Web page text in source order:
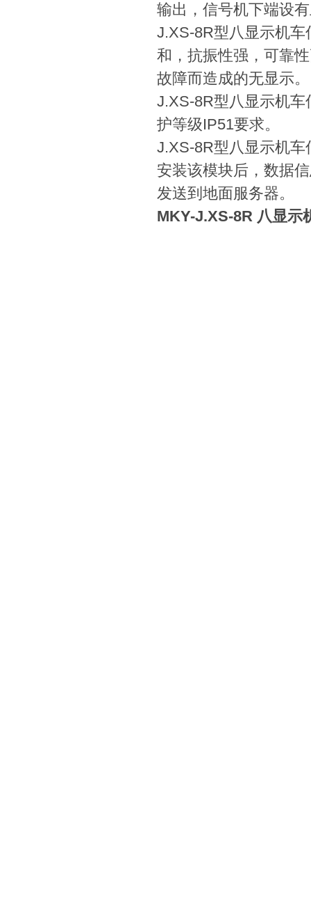
输出，信号机下端设
J.XS-8R型八显示机
和，抗振性强，可靠
故障而造成的无显示。
J.XS-8R型八显示机
护等级IP51要求。
J.XS-8R型八显示机
安装该模块后，数据
发送到地面服务器。
MKY-J.XS-8R 八显示